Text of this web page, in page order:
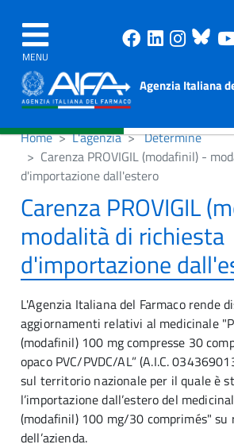
MENU
Facebook
Linkedin
Agenzia Italiana
Home L'agenzia
Determine
Carenza PROVIGIL (modafinil) -
d'importazione dall'estero
Carenza PROVIGIL
modalità di richiesta
d'importazione
L'Agenzia Italiana del Farmaco rende
aggiornamenti relativi al medicinale
(modafinil) 100 mg compresse 30
opaco PVC/PVDC/AL” (A.I.C.
sul territorio nazionale per il quale è
l’importazione dall’estero del
(modafinil) 100 mg/30 comprimés" su
dell’azienda.